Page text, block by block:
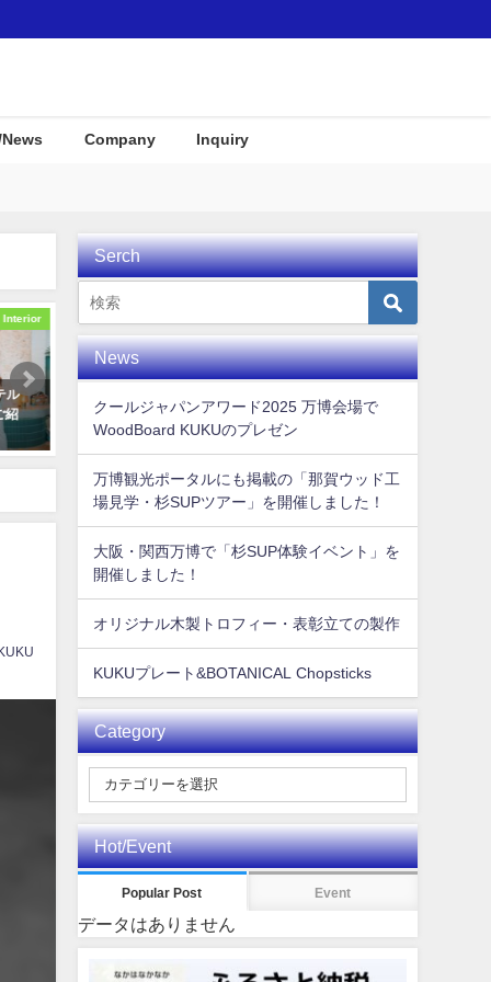
Company Inquiry
Awards
で世界
公開さ
Surfboard
交流の場を頂き感謝です!
Serch
News
クールジャパンアワード2025 万博会場で
WoodBoard KUKUのプレゼン
万博観光ポータルにも掲載の「那賀ウッド工
場見学・杉SUPツアー」を開催しました！
大阪・関西万博で「杉SUP体験イベント」を
開催しました！
オリジナル木製トロフィー・表彰立ての製作
KUKUプレート&BOTANICAL Chopsticks
Category
Hot/Event
Popular Post Event
データはありません